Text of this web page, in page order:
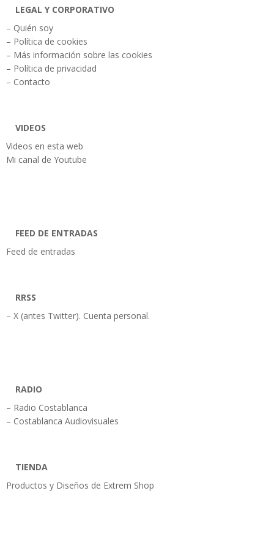
LEGAL Y CORPORATIVO
– Quién soy
– Política de cookies
– Más información sobre las cookies
– Política de privacidad
– Contacto
VIDEOS
Videos en esta web
Mi canal de Youtube
FEED DE ENTRADAS
Feed de entradas
RRSS
– X (antes Twitter). Cuenta personal.
RADIO
– Radio Costablanca
– Costablanca Audiovisuales
TIENDA
Productos y Diseños de Extrem Shop